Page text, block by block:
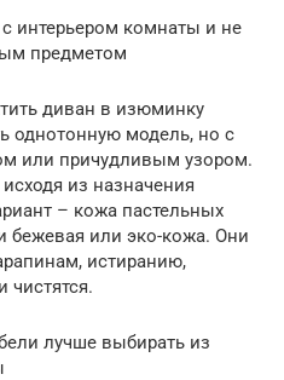
интерьером комнаты и не
предметом
диван в изюминку
однотонную модель, но с
или причудливым узором.
из назначения
– кожа пастельных
бежевая или эко-кожа. Они
истиранию,
чистятся.
лучше выбирать из